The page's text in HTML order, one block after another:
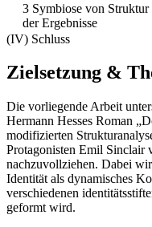
3 Symbiose von
der Ergebnisse
(IV) Schluss
Zielsetzung &
Die vorliegende Arbeit
Hermann Hesses Roman
modifizierten
Protagonisten Emil Sinclair
nachzuvollziehen. Dabei
Identität als dynamisches
verschiedenen
geformt wird.